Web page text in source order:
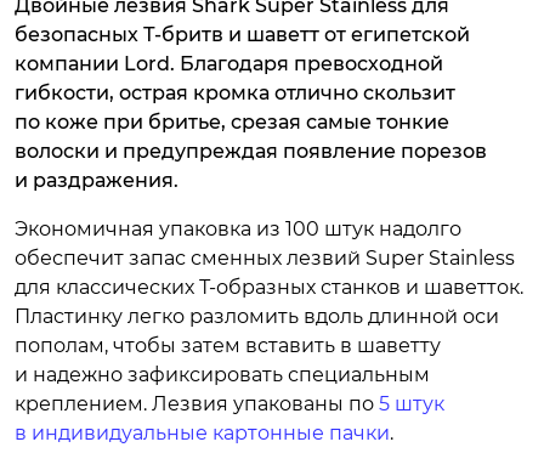
Двойные лезвия Shark Super Stainless для
безопасных Т-бритв и шаветт от египетской
компании Lord. Благодаря превосходной
гибкости, острая кромка отлично скользит
по коже при бритье, срезая самые тонкие
волоски и предупреждая появление порезов
и раздражения.
Экономичная упаковка из 100 штук надолго
обеспечит запас сменных лезвий Super Stainless
для классических Т-образных станков и шаветток.
Пластинку легко разломить вдоль длинной оси
пополам, чтобы затем вставить в шаветту
и надежно зафиксировать специальным
креплением. Лезвия упакованы по 5 штук
в индивидуальные картонные пачки.